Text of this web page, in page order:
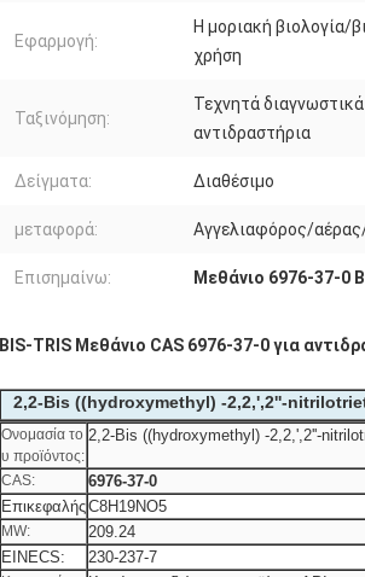
Εφαρμογή:
Η μοριακή βιολογία/
χρήση
Ταξινόμηση:
Τεχνητά διαγνωστικά
αντιδραστήρια
Δείγματα: Διαθέσιμο
μεταφορά: Αγγελιαφόρος/
Επισημαίνω: Μεθάνιο 6976-37-0
BIS-TRIS Μεθάνιο CAS 6976-37-0 για
2,2-Bis ((hydroxymethyl) -2,2,',2''-
Ονομασία το
υ προϊόντος:
2,2-Bis ((hydroxymethyl) -2,2,',2''-
CAS:
6976-37-0
ΕπικεφαλήςC8H19NO5
MW:
209.24
EINECS:
230-237-7